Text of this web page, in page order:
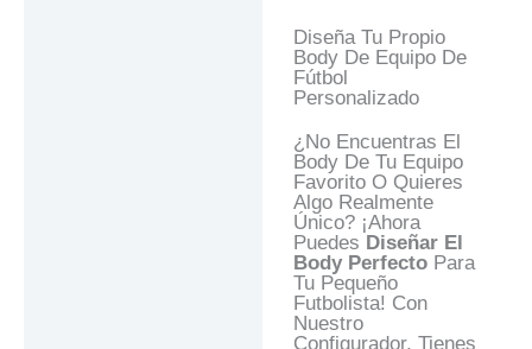
Diseña Tu Propio
Body De Equipo De
Fútbol
Personalizado
¿No Encuentras El
Body De Tu Equipo
Favorito O Quieres
Algo Realmente
Único? ¡Ahora
Puedes Diseñar El
Body PerfectoPara
Tu Pequeño
Futbolista! Con
Nuestro
Configurador, Tienes